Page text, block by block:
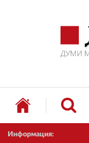
Информация: